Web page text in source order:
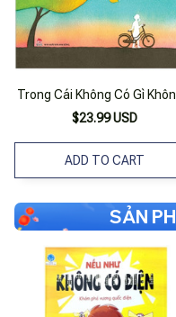
Trong Cái Không Có Gì
$23.99 USD
ADD TO CART
SẢN